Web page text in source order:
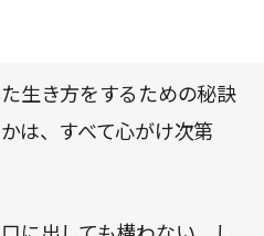
生き方をするための秘訣
は、すべて心がけ次第